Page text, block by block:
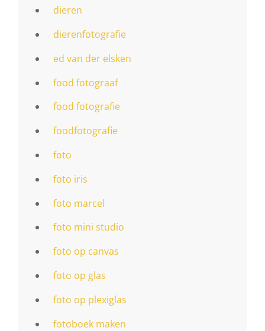
dieren
dierenfotografie
ed van der elsken
food fotograaf
food fotografie
foodfotografie
foto
foto iris
foto marcel
foto mini studio
foto op canvas
foto op glas
foto op plexiglas
fotoboek maken